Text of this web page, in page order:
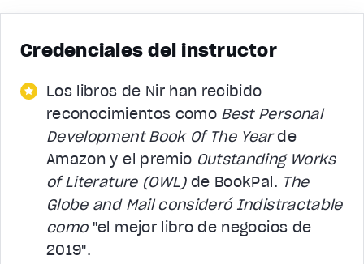
Credenciales del instructor
Los libros de Nir han recibido
reconocimientos como Best Personal
Development Book Of The Yearde
Amazon y el premio Outstanding Works
of Literature (OWL)de BookPal. The
Globe and Mail consideró Indistractable
como"el mejor libro de negocios de
2019".